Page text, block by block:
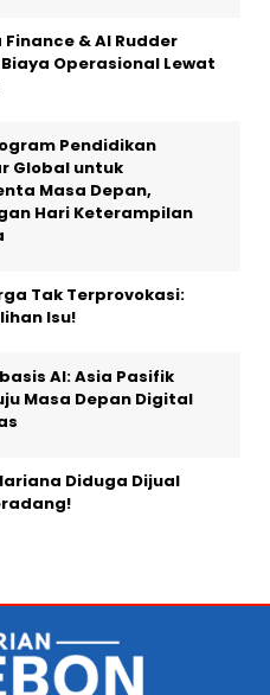
& AI Rudder
Operasional Lewat
Pendidikan
Global untuk
Masa Depan,
Hari Keterampilan
Tak Terprovokasi:
Isu!
AI: Asia Pasifik
Masa Depan Digital
Diduga Dijual